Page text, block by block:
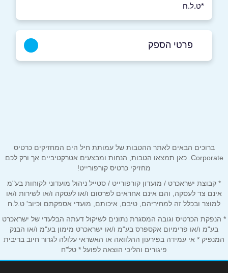
*ט.ל.ח
פרטי הספק
טלפון*
אימייל
נושא*
אנא חזרו אלי בקשר ל...
הודעה*
ברוכים הבאים לאתר ההטבות של עמותת חיל הים המחזיקים כרטיס
Corporate. כאן תמצאו הטבות, הנחות ומבצעים אטרקטיביים אך ורק לכם
מחזיקי כרטיס קורפורייט!
* קבוצת ישראכרט / מועדון קורפורייט / סטייל ניהול מועדוני לקוחות בע"מ
אינם צד לעסקה, והם אינם אחראים לפרסום ו/או לעסקה ו/או לשירות ו/או
למוצר ובכלל זה למחיריהם, טיבם, איכותם, מועדי אספקתם וכיוב' ט.ל.ח
* הנפקת הכרטיס וגובה המסגרת נתונים לשיקול דעתה הבלעדי של ישראכרט
בע"מ ו/או פרימיום אקספרס בע"מ ו/או ישראכרט מימון בע"מ ו/או הבנק
המנפיק * אי עמידה בפירעון ההלוואה או האשראי עלולה לגרור חיוב בריבית
פיגורים והליכי הוצאה לפועל * טל"ח